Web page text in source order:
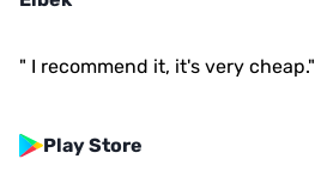
" I recommend it, it's very cheap."
Play Store